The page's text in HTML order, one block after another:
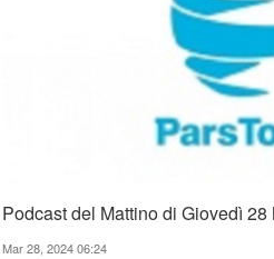
Podcast del Mattino di Giovedì 28
Mar 28, 2024 06:24